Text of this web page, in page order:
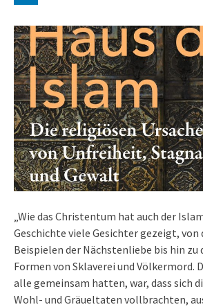
„Wie das Christentum hat auch der
Geschichte viele Gesichter gezeigt, von
Beispielen der Nächstenliebe bis hin zu
Formen von Sklaverei und Völkermord.
alle gemeinsam hatten, war, dass sich
Wohl- und Gräueltaten vollbrachten,